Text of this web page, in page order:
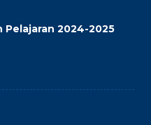
Pelajaran 2024-2025